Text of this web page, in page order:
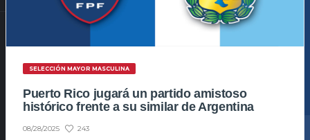
SELECCIÓN MAYOR MASCULINA
Puerto Rico jugará un partido amistoso
histórico frente a su similar de Argentina
08/28/2025 243